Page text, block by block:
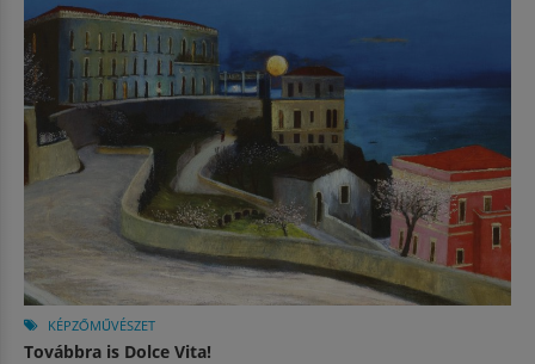
KÉPZŐMŰVÉSZET
Továbbra is Dolce Vita!